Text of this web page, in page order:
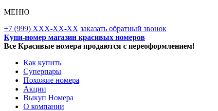
МЕНЮ
+7 (999) XXX-XX-XX заказать обратный звонок
Купи-номер магазин красивых номеров
Все Красивые номера продаются с переоформлением!
Как купить
Суперпары
Похожие номера
Акции
Выкуп Номера
О компании